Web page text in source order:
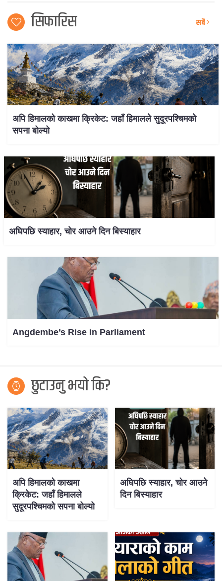
सिफारिस सबै
अपि हिमालको काखमा क्रिकेट: जहाँ हिमालले सुदूरपश्चिमको
सपना बोल्यो
अघिपछि स्याहार, चोर आउने दिन बिस्याहार
Angdembe’s Rise in Parliament
छुटाउनु भयो कि?
अपि हिमालको काखमा
क्रिकेट: जहाँ हिमालले
सुदूरपश्चिमको सपना बोल्यो
अघिपछि स्याहार, चोर आउने
दिन बिस्याहार